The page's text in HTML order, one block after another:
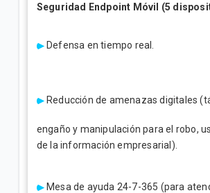
Seguridad Endpoint Móvil (5
Defensa en tiempo real.
Reducción de amenazas digitales
engaño y manipulación para el robo,
de la información empresarial).
Mesa de ayuda 24-7-365 (para